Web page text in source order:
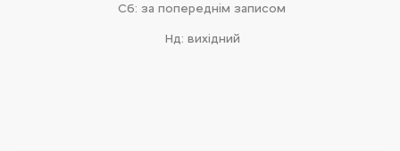
Сб: за попереднім записом
Нд: вихідний